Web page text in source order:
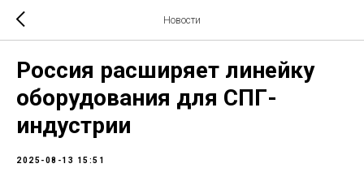
Новости
Россия расширяет линейку
оборудования для СПГ-
индустрии
2025-08-13 15:51